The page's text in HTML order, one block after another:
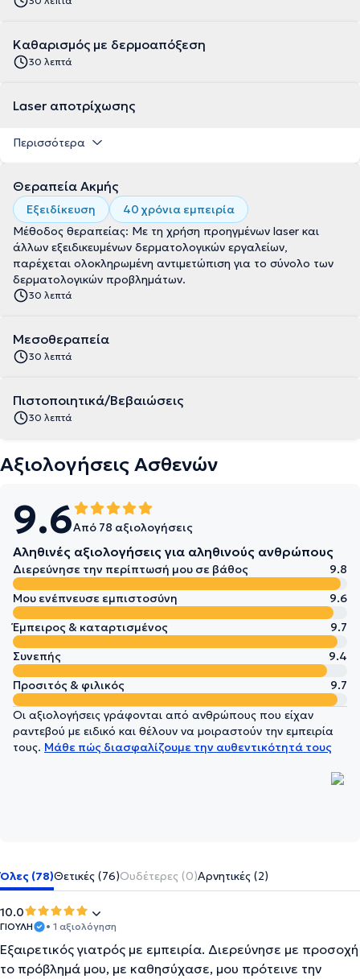
Kαθαρισμός με δερμοαπόξεση
30 λεπτά
Laser αποτρίχωσης
Περισσότερα
Θεραπεία Ακμής
Εξειδίκευση
40 χρόνια εμπειρία
Μέθοδος θεραπείας: Με τη χρήση προηγμένων laser και
άλλων εξειδικευμένων δερματολογικών εργαλείων,
παρέχεται ολοκληρωμένη αντιμετώπιση για το σύνολο των
δερματολογικών προβλημάτων.
30 λεπτά
Μεσοθεραπεία
30 λεπτά
Πιστοποιητικά/Βεβαιώσεις
30 λεπτά
Αξιολογήσεις Ασθενών
9.6Από 78 αξιολογήσεις
Αληθινές αξιολογήσεις για αληθινούς ανθρώπους
Διερεύνησε την περίπτωσή μου σε βάθος
9.8
Μου ενέπνευσε εμπιστοσύνη
9.6
Έμπειρος & καταρτισμένος
9.7
Συνεπής
9.4
Προσιτός & φιλικός
9.7
Οι αξιολογήσεις γράφονται από ανθρώπους που είχαν
ραντεβού με ειδικό και θέλουν να μοιραστούν την εμπειρία
τους. Μάθε πώς διασφαλίζουμε την αυθεντικότητά τους
Όλες (78)Θετικές (76)Ουδέτερες (0)Αρνητικές (2)
10.0
ΓΙΟΥΛΗ • 1 αξιολόγηση
Εξαιρετικός γιατρός με εμπειρία. Διερεύνησε με προσοχή
το πρόβλημά μου, με καθησύχασε, μου πρότεινε την